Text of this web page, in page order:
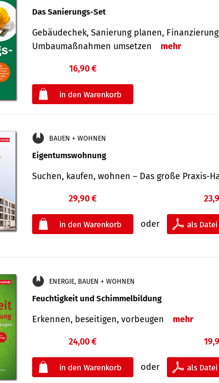
Das Sanierungs-Set
Gebäudechek, Sanierung planen,
Umbaumaßnahmen umsetzen
mehr
16,90 €
BAUEN + WOHNEN
Eigentumswohnung
Suchen, kaufen, wohnen – Das große Praxis-
29,90 €
oder
ENERGIE, BAUEN + WOHNEN
Feuchtigkeit und Schimmelbildung
Erkennen, beseitigen, vorbeugen mehr
24,00 €
oder